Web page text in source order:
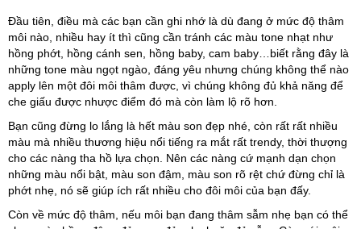
Đầu tiên, điều mà các bạn cần ghi nhớ là dù đang ở mức độ thâm
môi nào, nhiều hay ít thì cũng cần tránh các màu tone nhạt như
hồng phớt, hồng cánh sen, hồng baby, cam baby…biết rằng đây là
những tone màu ngọt ngào, đáng yêu nhưng chúng không thể nào
apply lên một đôi môi thâm được, vì chúng không đủ khả năng để
che giấu được nhược điểm đó mà còn làm lộ rõ hơn.
Bạn cũng đừng lo lắng là hết màu son đẹp nhé, còn rất rất nhiều
màu mà nhiều thương hiệu nổi tiếng ra mắt rất trendy, thời thượng
cho các nàng tha hồ lựa chọn. Nên các nàng cứ mạnh dạn chọn
những màu nổi bật, màu son đậm, màu son rõ rệt chứ đừng chỉ là
phớt nhẹ, nó sẽ giúp ích rất nhiều cho đôi môi của bạn đấy.
Còn về mức độ thâm, nếu môi bạn đang thâm sẫm nhẹ bạn có thể